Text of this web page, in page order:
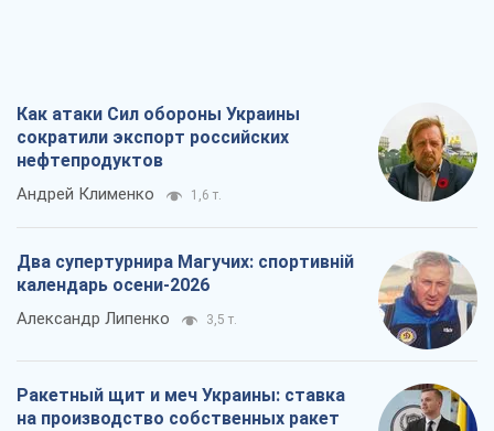
Как атаки Сил обороны Украины
сократили экспорт российских
нефтепродуктов
Андрей Клименко 1,6 т.
Два супертурнира Магучих: спортивній
календарь осени-2026
Александр Липенко 3,5 т.
Ракетный щит и меч Украины: ставка
на производство собственных ракет